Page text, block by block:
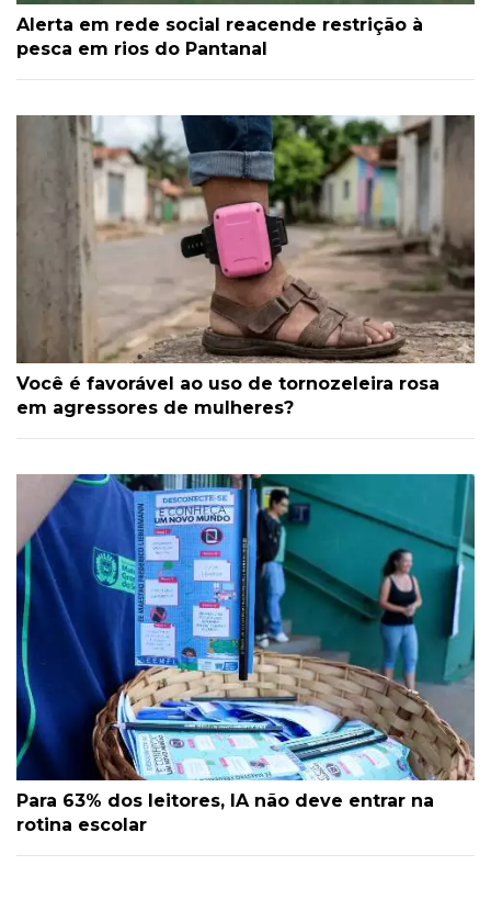
Alerta em rede social reacende restrição à
pesca em rios do Pantanal
Você é favorável ao uso de tornozeleira rosa
em agressores de mulheres?
Para 63% dos leitores, IA não deve entrar na
rotina escolar